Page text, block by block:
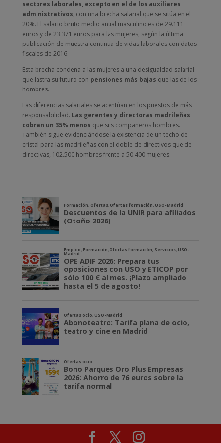
sectores laborales, excepto en el de los auxiliares
administrativos, con una brecha salarial que se sitúa en el
20%. El salario bruto medio anual masculino es de 29.111
euros y de 23.371 euros para las mujeres, según la última
publicación de muestra continua de vidas laborales con datos
fiscales de 2016.
Esta brecha condena a las mujeres a una desigualdad salarial
que lastra su futuro con pensiones más bajas que las de los
hombres.
Las diferencias salariales se acentúan en los puestos de más
responsabilidad. Las gerentes y directoras madrileñas
cobran un 35% menos que sus compañeros hombres.
También sigue evidenciándose la existencia de un techo de
cristal para las madrileñas con el doble de directivos que de
directivas, 102.500 hombres frente a 50.400 mujeres.